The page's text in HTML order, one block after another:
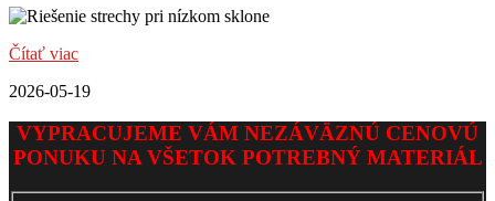
Čítať viac
2026-05-19
VYPRACUJEME VÁM NEZÁVÄZNÚ CENOVÚ
PONUKU NA VŠETOK POTREBNÝ MATERIÁL